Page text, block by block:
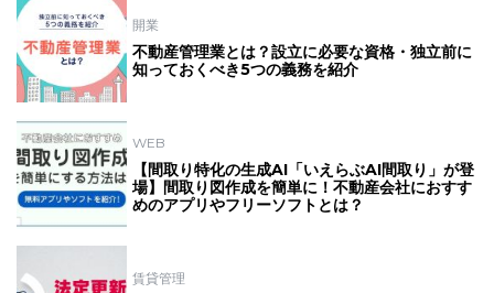
開業
不動産管理業とは？設立に必要な資格・独立前に
知っておくべき5つの義務を紹介
WEB
【間取り特化の生成AI「いえらぶAI間取り」が登
場】間取り図作成を簡単に！不動産会社におすす
めのアプリやフリーソフトとは？
賃貸管理